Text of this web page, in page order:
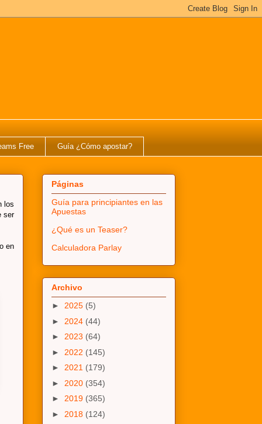
Free Guía ¿Cómo apostar?
los
ser
en
Páginas
Guía para principiantes en las
Apuestas
¿Qué es un Teaser?
Calculadora Parlay
Archivo
► 2025 (5)
► 2024 (44)
► 2023 (64)
► 2022 (145)
► 2021 (179)
► 2020 (354)
► 2019 (365)
► 2018 (124)